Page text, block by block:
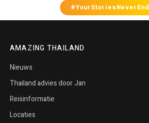
#YourStoriesNeverEnd
AMAZING THAILAND
Nieuws
Thailand advies door Jan
Reisinformatie
Locaties